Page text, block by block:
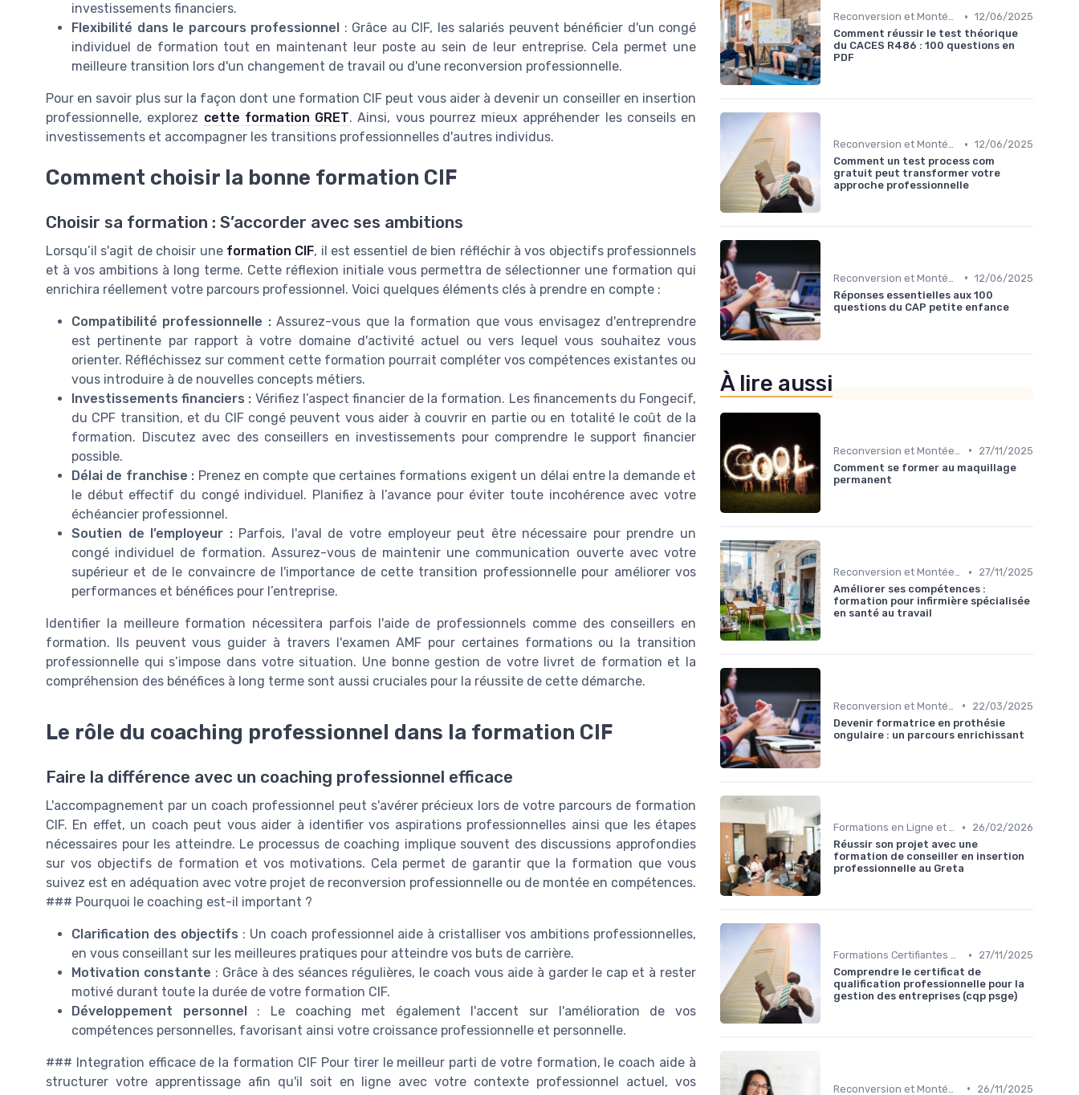
investissements financiers.
Flexibilité dans le parcours professionnel
: Grâce au CIF, les salariés peuvent bénéficier d'un congé
individuel de formation tout en maintenant leur poste au sein de leur entreprise. Cela permet une
meilleure transition lors d'un changement de travail ou d'une reconversion professionnelle.
Pour en savoir plus sur la façon dont une formation CIF peut vous aider à devenir un conseiller en insertion
professionnelle, explorez cette formation GRET. Ainsi, vous pourrez mieux appréhender les conseils en
investissements et accompagner les transitions professionnelles d'autres individus.
Comment choisir la bonne formation CIF
Choisir sa formation : S’accorder avec ses ambitions
Lorsqu’il s'agit de choisir une formation CIF, il est essentiel de bien réfléchir à vos objectifs professionnels
et à vos ambitions à long terme. Cette réflexion initiale vous permettra de sélectionner une formation qui
enrichira réellement votre parcours professionnel. Voici quelques éléments clés à prendre en compte :
Compatibilité professionnelle :Assurez-vous que la formation que vous envisagez d'entreprendre
est pertinente par rapport à votre domaine d'activité actuel ou vers lequel vous souhaitez vous
orienter. Réfléchissez sur comment cette formation pourrait compléter vos compétences existantes ou
vous introduire à de nouvelles concepts métiers.
Investissements financiers : Vérifiez l’aspect financier de la formation. Les financements du Fongecif,
du CPF transition, et du CIF congé peuvent vous aider à couvrir en partie ou en totalité le coût de la
formation. Discutez avec des conseillers en investissements pour comprendre le support financier
possible.
Délai de franchise : Prenez en compte que certaines formations exigent un délai entre la demande et
le début effectif du congé individuel. Planifiez à l’avance pour éviter toute incohérence avec votre
échéancier professionnel.
Soutien de l’employeur :Parfois, l'aval de votre employeur peut être nécessaire pour prendre un
congé individuel de formation. Assurez-vous de maintenir une communication ouverte avec votre
supérieur et de le convaincre de l'importance de cette transition professionnelle pour améliorer vos
performances et bénéfices pour l’entreprise.
Identifier la meilleure formation nécessitera parfois l'aide de professionnels comme des conseillers en
formation. Ils peuvent vous guider à travers l'examen AMF pour certaines formations ou la transition
professionnelle qui s’impose dans votre situation. Une bonne gestion de votre livret de formation et la
compréhension des bénéfices à long terme sont aussi cruciales pour la réussite de cette démarche.
Le rôle du coaching professionnel dans la formation CIF
Faire la différence avec un coaching professionnel efficace
L'accompagnement par un coach professionnel peut s'avérer précieux lors de votre parcours de formation
CIF. En effet, un coach peut vous aider à identifier vos aspirations professionnelles ainsi que les étapes
nécessaires pour les atteindre. Le processus de coaching implique souvent des discussions approfondies
sur vos objectifs de formation et vos motivations. Cela permet de garantir que la formation que vous
suivez est en adéquation avec votre projet de reconversion professionnelle ou de montée en compétences.
### Pourquoi le coaching est-il important ?
Clarification des objectifs : Un coach professionnel aide à cristalliser vos ambitions professionnelles,
en vous conseillant sur les meilleures pratiques pour atteindre vos buts de carrière.
Motivation constante : Grâce à des séances régulières, le coach vous aide à garder le cap et à rester
motivé durant toute la durée de votre formation CIF.
Développement personnel: Le coaching met également l'accent sur l'amélioration de vos
compétences personnelles, favorisant ainsi votre croissance professionnelle et personnelle.
### Integration efficace de la formation CIF Pour tirer le meilleur parti de votre formation, le coach aide à
structurer votre apprentissage afin qu'il soit en ligne avec votre contexte professionnel actuel, vos
Reconversion et Montée en Compétences • 12/06/2025
Comment réussir le test théorique
du CACES R486 : 100 questions en
PDF
Reconversion et Montée en Compétences • 12/06/2025
Comment un test process com
gratuit peut transformer votre
approche professionnelle
• 12/06/2025
Réponses essentielles aux 100
questions du CAP petite enfance
À lire aussi
•
27/11/2025
Comment se former au maquillage
permanent
Reconversion et Montée en Compétences •
27/11/2025
Améliorer ses compétences :
formation pour infirmière spécialisée
en santé au travail
•
22/03/2025
Devenir formatrice en prothésie
ongulaire : un parcours enrichissant
Formations en Ligne et MOOCs •
26/02/2026
Réussir son projet avec une
formation de conseiller en insertion
professionnelle au Greta
Formations Certifiantes et Diplômantes •
27/11/2025
Comprendre le certificat de
qualification professionnelle pour la
gestion des entreprises (cqp psge)
• 26/11/2025